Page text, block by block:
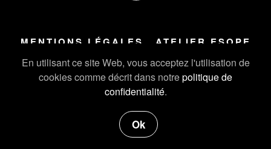
En utilisant ce site Web, vous acceptez l'utilisation de
cookies comme décrit dans notrepolitique de
confidentialité.
Ok
MENTIONS LÉGALES ATELIER ESOPE